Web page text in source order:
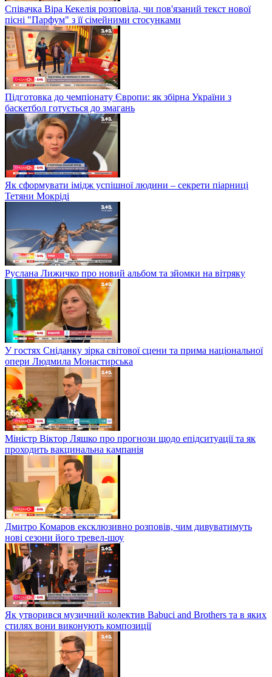
Співачка Віра Кекелія розповіла, чи пов'язаний текст нової
пісні "Парфум" з її сімейними стосунками
Підготовка до чемпіонату Європи: як збірна України з
баскетбол готується до змагань
Як сформувати імідж успішної людини – секрети піарниці
Тетяни Мокріді
Руслана Лижичко про новий альбом та зйомки на вітряку
У гостях Сніданку зірка світової сцени та прима національної
опери Людмила Монастирська
Міністр Віктор Ляшко про прогнози щодо епідситуації та як
проходить вакцинальна кампанія
Дмитро Комаров ексклюзивно розповів, чим дивуватимуть
нові сезони його тревел-шоу
Як утворився музичний колектив Babuci and Brothers та в яких
стилях вони виконують композиції